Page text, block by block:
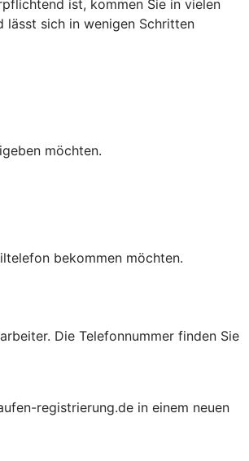
ist, kommen Sie in vielen
lässt sich in wenigen Schritten
möchten.
bekommen möchten.
Die Telefonnummer finden Sie
registrierung.de in einem neuen